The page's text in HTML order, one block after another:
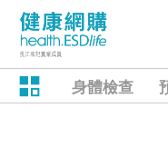
身體檢查